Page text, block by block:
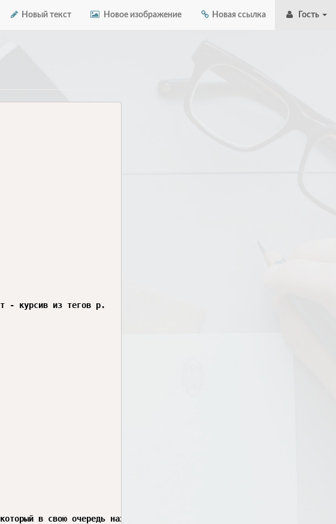
Новый текст Новое изображение Новая ссылка Гость
- курсив из тегов p.
в свою очередь находится внутри тега p.